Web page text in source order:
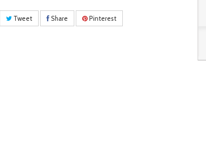
Tweet Share Pinterest